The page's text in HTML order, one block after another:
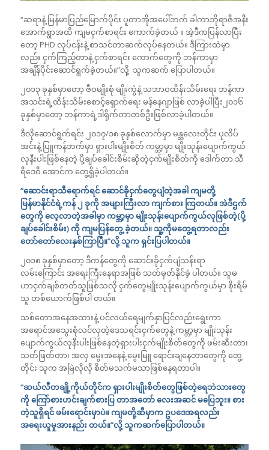
“ဆရာနဲ့ မြန်မာပြည်မြောက်ပိုင်း ပူတာအိုအပေါ်ဘက် ခါကာဘိုရာဇီအနီး
အောက်ရွာအထိ ကျမငှက်စာရင်း ကောက်ခဲ့တယ် ။ အဲ့ဒီကပြန်လာပြီး
တော့ PHD လုပ်ငန်းနဲ့ စာသင်တာဆက်လုပ်နေတယ်။ ဒီကြားထဲမှာ
လည်း ငှက်ကြည့်တာနဲ့ ငှက်စာရင်း ကောက်တွေကို ဘန်ကာမှာ
အချိန်ပိုင်းဆောင်ရွက်ခဲ့တယ်။”လို့ သူကဆက် ပြောပါတယ်။
၂၀၁၃ ခုနှစ်မှာတော့ ဇီဝမျိုးစုံ မျိုးကွဲနဲ့ သဘာဝထိန်းသိမ်းရေး ဘန်ကာ
အသင်းရဲ့ထိန်းသိမ်းစောင့်ရှောက်ရေး မန်နေဂျာဖြစ် လာခဲ့ပါပြီး၂၀၁၆
ခုနှစ်မှာတော့ ဘန်ကာရဲ့ဒါရိုက်တာတစ်ဦးဖြစ်လာခဲ့ပါတယ်။
ဒီလိုဆောင်ရွက်ရင်း ၂၀၁၇/၁၈ ခုနှစ်လောက်မှာ မန္တလေးတိုင်း ပုလိပ်
အင်းနဲ့ ပြူကန်ဘက်မှာ ရှားပါးမျိုးစိတ် ကမ္ဘာ့မှာ မျိုးသုန်းပျောက်ကွယ်
လုနီးပါးဖြစ်နေတဲ့ ပို့ချပ်ခေါင်းစိမ်းဆိုတဲ့ငှက်မျိုးစိတ်ကို ဒေါက်တာ သီ
ရီဒေဝီ အောင်က တွေ့ရှိခဲ့ပါတယ်။
“ဆောင်းရာသီရောက်ရင် ဆောင်ခိုငှက်တွေပျံတဲ့အခါ ကျမတို့
မြန်မာနိုင်ငံရဲ့ကန် ၂ ခုကို အများကြီးလာ ကျက်စား ကြတယ်။ အဲဒီဌက်
တွေကို လေ့လာတဲ့အခါမှာ ကမ္ဘာ့မှာ မျိုးသုန်းပျောက်ကွယ်လုဖြစ်တဲ့(ပို့
ချပ်ခေါင်းစိမ်း) ကို ကျမပြန်တွေ့ ခဲ့တယ်။ သူ့ကိုမတွေ့ရတာလည်း
တော်တော်လေးနှစ်ကြာပြီ။”လို့ သူက ရှင်းပြပါတယ်။
၂၀၁၈ ခုနှစ်မှာတော့ ဒီကန်တွေကို ဆောင်းခိုငှက်ပျံသန်းရာ
လမ်းကြောင်း အရေးကြီးနေရာအဖြစ် သတ်မှတ်နိုင်ခဲ့ ပါတယ်။ သူမ
ဟာငှက်ချစ်တတ်သူဖြစ်သလို ငှက်တွေမျိုးသုန်းပျောက်ကွယ်မှာ စိုးရိမ်
သူ တစ်ယောက်ဖြစ်ပါ တယ်။
သစ်တောအနေအထားနဲ့ ပင်လယ်ရေမျက်နှာပြင်လည်းရွေးကာ
အရောင်အသွေးစုံလင်လှတဲ့ဒေသရင်းငှက်တွေနဲ့ ကမ္ဘာ့မှာ မျိုးသုန်း
ပျောက်ကွယ်လုနီးပါးဖြစ်နေတဲ့ရှားပါးငှက်မျိုးစိတ်တွေကို ဖမ်းဆီးတာ၊
သတ်ဖြတ်တာ၊ အလှ မွေးအနေနဲ့ မွေးမြူ ရောင်းချနေတာတွေကို တွေ့
တိုင်း သူက အမြဲလိုလို စိတ်မသက်မသာဖြစ်နေရတာပါ။
“ဆယ်လီတချို့ကိုယ်တိုင်က ရှားပါးမျိုးစိတ်တွေဖြစ်တဲ့ရေဘဲသားတွေ
ကို ကြော်စားဟင်းချက်စားပြ တာအတော် လေးအဆင် မပြေဘူး။ စား
တဲ့သူရှိရင် ဖမ်းရောင်းမှာပဲ။ ကျမတို့ဆီမှာက ဥပဒေအရလည်း
အရေးယူမှုအားနည်း တယ်။”လို့ သူကဆက်ပြောပါတယ်။